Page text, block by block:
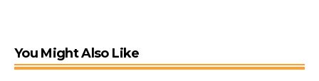
You Might Also Like